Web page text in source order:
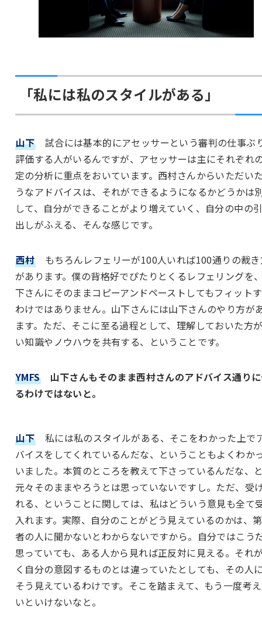
「私には私のスタイルがある」
山下
試合には基本的にアセッサーという審判の仕事ぶ
評価する人がいるんですが、アセッサーは主にそれぞれ
定の分析に重点をおいています。西村さんからいただい
うなアドバイスは、それができるようになるかどうかは
して、自分ができることがより増えていく、自分の中の
出しがふえる、そんな感じです。
西村
もちろんレフェリーが100人いれば100通りの裁
があります。僕の背格好でぴたりとくるレフェリングを
下さんにそのままコピーアンドペーストしてもフィット
わけではありません。山下さんには山下さんのやり方が
ます。ただ、そこに至る過程として、理解しておいた方
い知識やノウハウを共有する、ということです。
YMFS
山下さんもそのまま西村さんのアドバイス通り
るわけではないと。
山下
私には私のスタイルがある、そこをわかった上で
バイスをしてくれているんだな、ということもよくわか
いました。本質のところを教えて下さっているんだな、
元々そのままやろうとは思っていないですし。ただ、受
れる、ということに関しては、私はどういう意見も全て
入れます。実際、自分のことがどう見えているのかは、
者の人に聞かないとわからないですから。自分ではこう
思っていても、ある人から見れば正反対に見える。それ
く自分の意図するものとは違っていたとしても、その人
そう見えているわけです。そこを踏まえて、もう一度考
いといけないなと。